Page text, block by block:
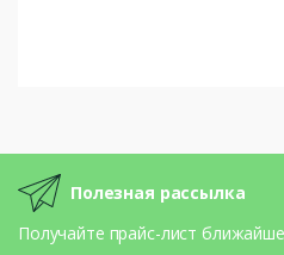
Полезная рассылка
Получайте прайс-лист